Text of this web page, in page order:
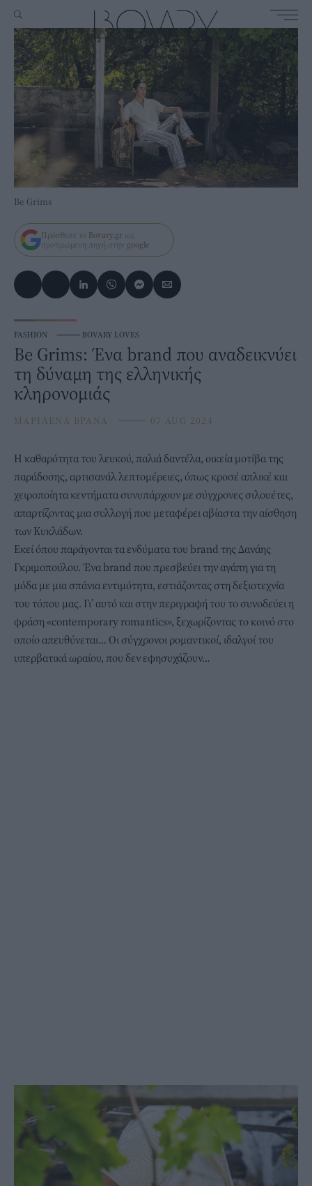
Be Grims
Πρόσθεσε το Bovary.gr ως
προτιμώμενη πηγή στην google
FASHION ⸻ BOVARY LOVES
Be Grims: Ένα brand που αναδεικνύει
τη δύναμη της ελληνικής
κληρονομιάς
ΜΑΡΙΛΕΝΑ ΒΡΑΝΑ ⸻ 07 AUG 2024
Η καθαρότητα του λευκού, παλιά δαντέλα, οικεία μοτίβα της
παράδοσης, αρτισανάλ λεπτομέρειες, όπως κροσέ απλικέ και
χειροποίητα κεντήματα συνυπάρχουν με σύγχρονες σιλουέτες,
απαρτίζοντας μια συλλογή που μεταφέρει αβίαστα την αίσθηση
των Κυκλάδων.
Εκεί όπου παράγονται τα ενδύματα του brand της Δανάης
Γκριμοπούλου. Ένα brand που πρεσβεύει την αγάπη για τη
μόδα με μια σπάνια εντιμότητα, εστιάζοντας στη δεξιοτεχνία
του τόπου μας. Γι’ αυτό και στην περιγραφή του το συνοδεύει η
φράση «contemporary romantics», ξεχωρίζοντας το κοινό στο
οποίο απευθύνεται… Οι σύγχρονοι ρομαντικοί, ιδαλγοί του
υπερβατικά ωραίου, που δεν εφησυχάζουν…